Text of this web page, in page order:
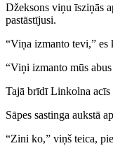
Džeksons viņu īsziņās
pastāstījusi.
“Viņa izmanto tevi,”
“Viņi izmanto mūs
Tajā brīdī Linkolna acīs
Sāpes sastinga aukstā
“Zini ko,” viņš teica,